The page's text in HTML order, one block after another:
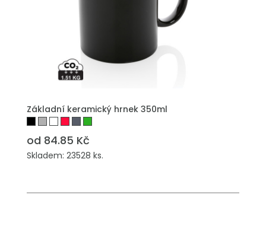
Základní keramický hrnek 350ml
od 84.85 Kč
Skladem: 23528 ks.